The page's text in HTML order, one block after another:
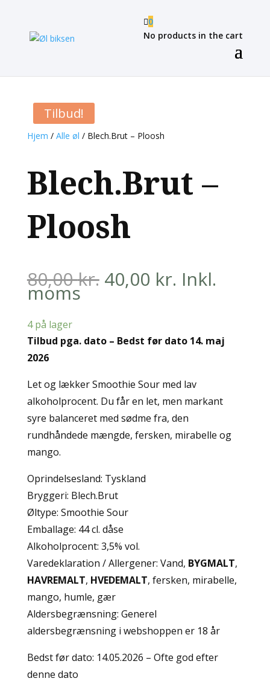
0
No products in the cart
Tilbud!
Hjem / Alle øl / Blech.Brut – Ploosh
Blech.Brut –
Ploosh
80,00kr. Den
oprindelige
80,00 kr..
40,00 kr. Den
aktuelle
40,00 kr..
Inkl.
moms
4 på lager
Tilbud pga. dato – Bedst før dato 14. maj
2026
Let og lækker Smoothie Sour med lav
alkoholprocent. Du får en let, men markant
syre balanceret med sødme fra, den
rundhåndede mængde, fersken, mirabelle og
mango.
Oprindelsesland: Tyskland
Bryggeri: Blech.Brut
Øltype: Smoothie Sour
Emballage: 44 cl. dåse
Alkoholprocent: 3,5% vol.
Varedeklaration / Allergener: Vand, BYGMALT,
HAVREMALT, HVEDEMALT, fersken, mirabelle,
mango, humle, gær
Aldersbegrænsning: Generel
aldersbegrænsning i webshoppen er 18 år
Bedst før dato: 14.05.2026 – Ofte god efter
denne dato